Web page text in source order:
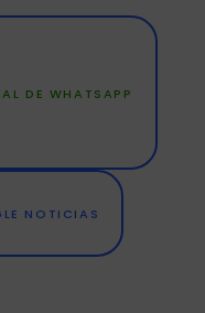
DE WHATSAPP
NOTICIAS